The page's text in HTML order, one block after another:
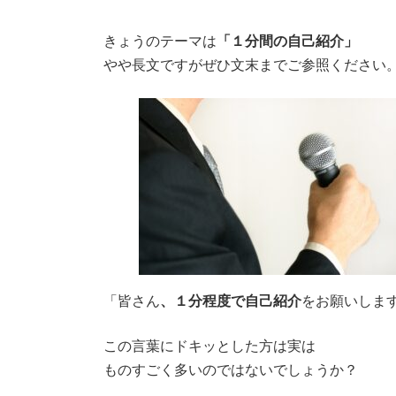
きょうのテーマは 「１分間の自己紹介」
やや長文ですがぜひ文末までご参照ください
「皆さん、１分程度で自己紹介をお願いしま
この言葉にドキッとした方は実は
ものすごく多いのではないでしょうか？